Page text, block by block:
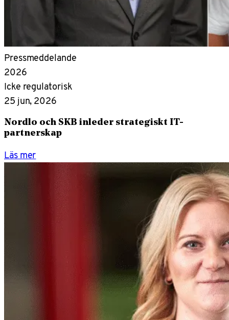
Pressmeddelande
2026
Icke regulatorisk
25 jun, 2026
Nordlo och SKB inleder strategiskt IT-
partnerskap
Läs mer